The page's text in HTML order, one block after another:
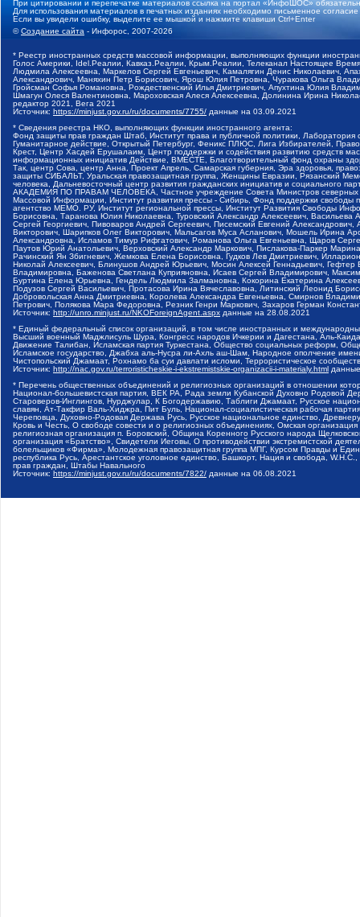
При цитировании и перепечатке материалов ссылка на портал «ИнфоШОС»
Для использования материалов в печатных изданиях необходимо письменное
Если вы увидели ошибку, выделите ее мышкой и нажмите клавиши Ctrl+Enter
©Создание сайта - Инфорос, 2007-2026
* Реестр иностранных средств массовой информации, выполняющих функции
Голос Америки, Idel.Реалии, Кавказ.Реалии, Крым.Реалии, Телеканал Настоящее
Людмила Алексеевна, Маркелов Сергей Евгеньевич, Камалягин Денис Николаевич,
Александрович, Маняхин Петр Борисович, Ярош Юлия Петровна, Чуракова Ольга
Гройсман Софья Романовна, Рождественский Илья Дмитриевич, Апухтина Юлия
Шмагун Олеся Валентиновна, Мароховская Алеся Алексеевна, Долинина Ирина
редактор 2021, Вега 2021
Источник: https://minjust.gov.ru/ru/documents/7755/ данные на 03.09.2021
* Сведения реестра НКО, выполняющих функции иностранного агента:
Фонд защиты прав граждан Штаб, Институт права и публичной политики,
Гуманитарное действие, Открытый Петербург, Феникс ПЛЮС, Лига Избирателей,
Крест, Центр Хасдей Ерушалаим, Центр поддержки и содействия развитию средств
информационных инициатив Действие, ВМЕСТЕ, Благотворительный фонд охраны
Так, центр Сова, центр Анна, Проект Апрель, Самарская губерния, Эра здоровья,
защиты СИБАЛЬТ, Уральская правозащитная группа, Женщины Евразии, Рязанский
человека, Дальневосточный центр развития гражданских инициатив и социального
АКАДЕМИЯ ПО ПРАВАМ ЧЕЛОВЕКА, Частное учреждение Совета Министров северных
Массовой Информации, Институт развития прессы - Сибирь, Фонд поддержки
агентство МЕМО. РУ, Институт региональной прессы, Институт Развития Свободы
Борисовна, Таранова Юлия Николаевна, Туровский Александр Алексеевич,
Сергей Георгиевич, Пивоваров Андрей Сергеевич, Писемский Евгений
Викторович, Шарипков Олег Викторович, Мальсагов Муса Асланович, Мошель Ирина
Александровна, Исламов Тимур Рифгатович, Романова Ольга Евгеньевна, Щаров
Паутов Юрий Анатольевич, Верховский Александр Маркович, Пислакова-Паркер
Рачинский Ян Збигневич, Жемкова Елена Борисовна, Гудков Лев Дмитриевич,
Николай Алексеевич, Блинушов Андрей Юрьевич, Мосин Алексей Геннадьевич,
Владимировна, Баженова Светлана Куприяновна, Исаев Сергей Владимирович,
Буртина Елена Юрьевна, Гендель Людмила Залмановна, Кокорина Екатерина
Подузов Сергей Васильевич, Протасова Ирина Вячеславовна, Литинский Леонид
Добровольская Анна Дмитриевна, Королева Александра Евгеньевна, Смирнов
Петрович, Полякова Мара Федоровна, Резник Генри Маркович, Захаров Герман
Источник: http://unro.minjust.ru/NKOForeignAgent.aspx данные на 28.08.2021
* Единый федеральный список организаций, в том числе иностранных и
Высший военный Маджлисуль Шура, Конгресс народов Ичкерии и Дагестана, Аль-
Движение Талибан, Исламская партия Туркестана, Общество социальных реформ,
Исламское государство, Джабха аль-Нусра ли-Ахль аш-Шам, Народное ополчение
Чистопольский Джамаат, Рохнамо ба суи давлати исломи, Террористическое
Источник: http://nac.gov.ru/terroristicheskie-i-ekstremistskie-organizacii-i-materialy.html
* Перечень общественных объединений и религиозных организаций в отношении
Национал-большевистская партия, ВЕК РА, Рада земли Кубанской Духовно Родовой
Староверов-Инглингов, Нурджулар, К Богодержавию, Таблиги Джамаат, Русское
славян, Ат-Такфир Валь-Хиджра, Пит Буль, Национал-социалистическая рабочая
Череповца, Духовно-Родовая Держава Русь, Русское национальное единство,
Кровь и Честь, О свободе совести и о религиозных объединениях, Омская
религиозная организация п. Боровский, Община Коренного Русского народа
организация «Братство», Свидетели Иеговы, О противодействии экстремистской
болельщиков «Фирма», Молодежная правозащитная группа МПГ, Курсом Правды и
республика Русь, Арестантское уголовное единство, Башкорт, Нация и свобода,
прав граждан, Штабы Навального
Источник: https://minjust.gov.ru/ru/documents/7822/ данные на 06.08.2021